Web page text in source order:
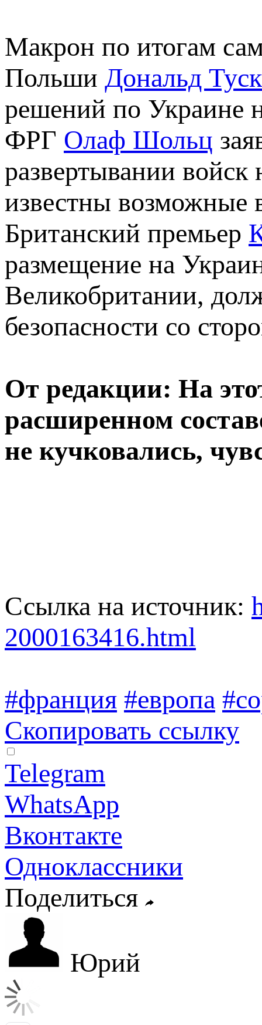
Макрон по итогам
Польши Дональд Туск
решений по Украине
ФРГ Олаф Шольц
развертывании
известны возможные
Британский премьер
размещение на
Великобритании,
безопасности со
От редакции: На
расширенном
не кучковались,
Ссылка на источник:
2000163416.html
#франция #европа
Скопировать ссылку
Telegram
WhatsApp
Вконтакте
Одноклассники
Поделиться
Юрий